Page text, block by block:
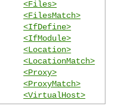
<Files>
<FilesMatch>
<IfDefine>
<IfModule>
<Location>
<LocationMatch>
<Proxy>
<ProxyMatch>
<VirtualHost>